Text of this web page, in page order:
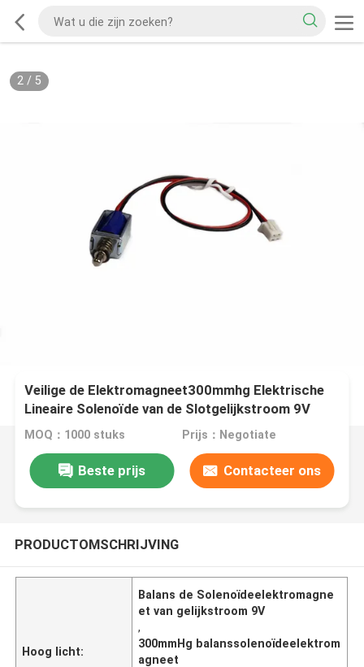
2/ 5
Veilige de Elektromagneet300mmhg Elektrische
Lineaire Solenoïde van de Slotgelijkstroom 9V
Balanssolenoïde
MOQ：1000 stuks Prijs：Negotiate
Beste prijs Contacteer ons
PRODUCTOMSCHRIJVING
Hoog licht:
Balans de Solenoïdeelektromagne
et van gelijkstroom 9V
,
300mmHg balanssolenoïdeelektrom
agneet